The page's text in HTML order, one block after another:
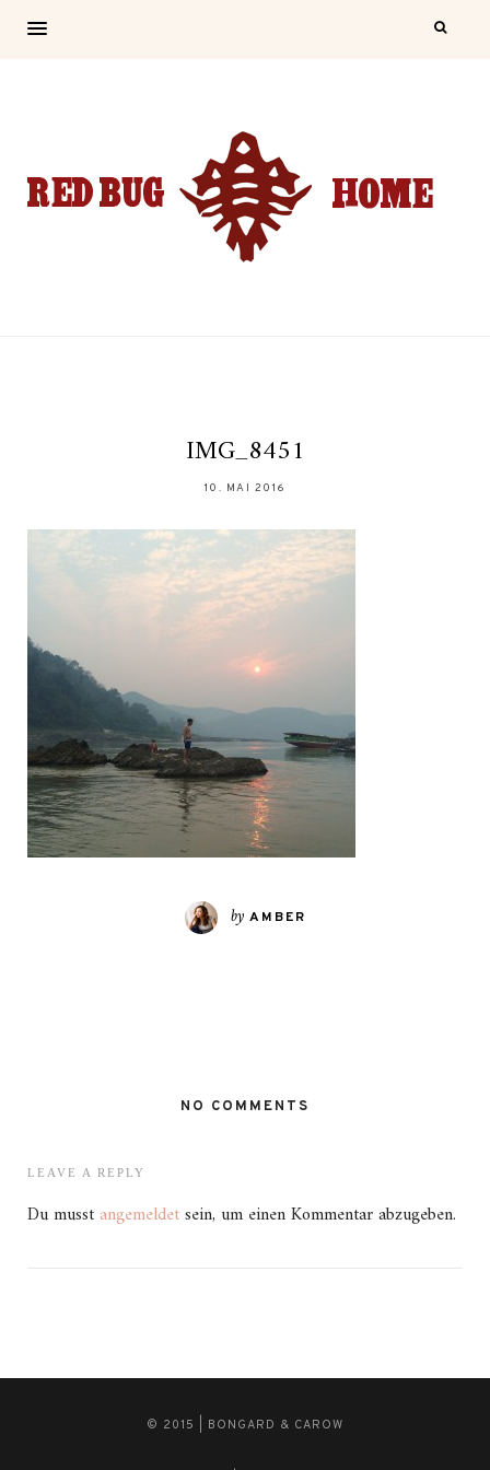
IMG_8451
10. MAI 2016
by AMBER
NO COMMENTS
LEAVE A REPLY
Du musst angemeldetsein, um einen Kommentar abzugeben.
© 2015 | BONGARD & CAROW